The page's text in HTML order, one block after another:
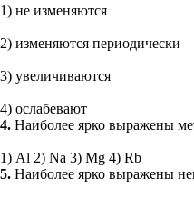
1) не изменяются
2) изменяются периодически
3) увеличиваются
4) ослабевают
4. Наиболее ярко выражены
1) Al 2) Na 3) Mg 4) Rb
5. Наиболее ярко выражены